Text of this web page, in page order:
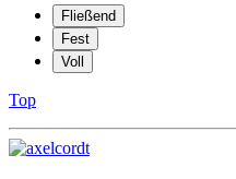
Fließend
Fest
Voll
Top